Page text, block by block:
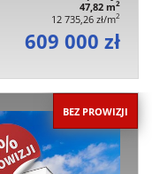
47,82 m2
12 735,26 zł/m2
609 000 zł
BEZ PROWIZJI